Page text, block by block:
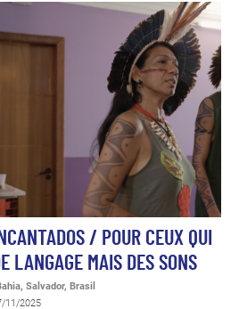
/ POUR CEUX QUI
LANGAGE MAIS DES SONS
Salvador, Brasil
11/2025